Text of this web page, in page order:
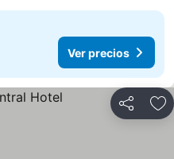
Ver precios
Compartir